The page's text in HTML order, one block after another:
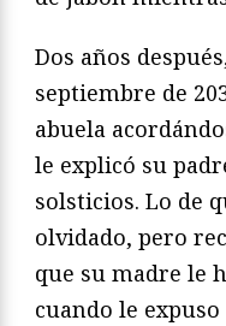
Dos años
septiembre de
abuela
le explicó su
solsticios. Lo de
olvidado, pero
que su madre le
cuando le